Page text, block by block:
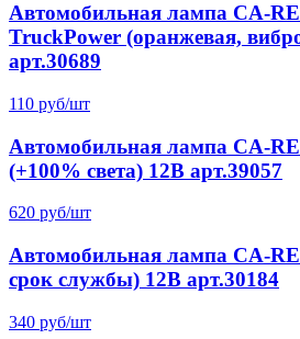
Автомобильная лампа CA-
TruckPower (оранжевая,
арт.30689
110 руб/шт
Автомобильная лампа CA-
(+100% света) 12В арт.39057
620 руб/шт
Автомобильная лампа CA-
срок службы) 12В арт.30184
340 руб/шт